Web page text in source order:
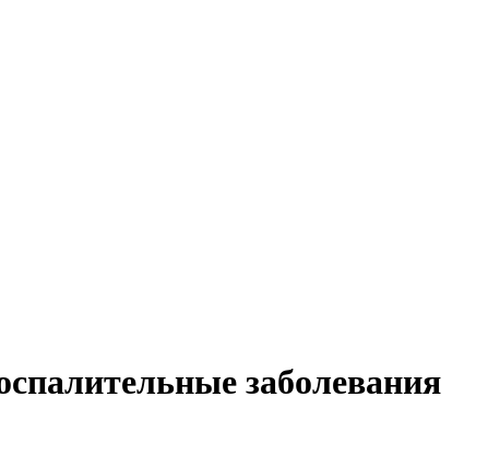
заболевания